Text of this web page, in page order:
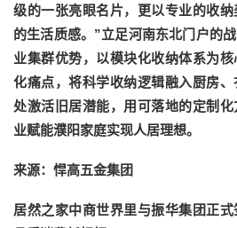
级的一张亮眼名片，更以专业的收
的生活质感。”立足河南东北门户的
业集群优势，以模块化收纳体系为
化痛点，将科学收纳逻辑融入厨房
处激活旧居潜能，用可落地的定制
业赋能濮阳家庭实现人居理想。
来源：悍高五金集团
居然之家中商世界里与振华集团正